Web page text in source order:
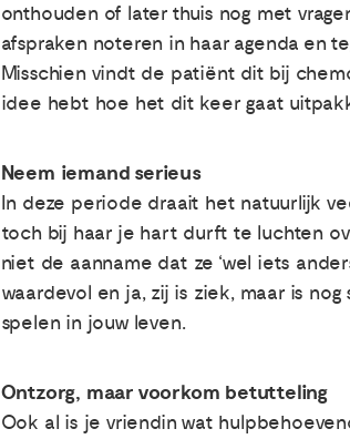
onthouden of later thuis nog met
afspraken noteren in haar agenda en
Misschien vindt de patiënt dit bij
idee hebt hoe het dit keer gaat
Neem iemand serieus
In deze periode draait het natuurlijk
toch bij haar je hart durft te luchten
niet de aanname dat ze ‘wel iets
waardevol en ja, zij is ziek, maar is
spelen in jouw leven.
Ontzorg, maar voorkom betutteling
Ook al is je vriendin wat